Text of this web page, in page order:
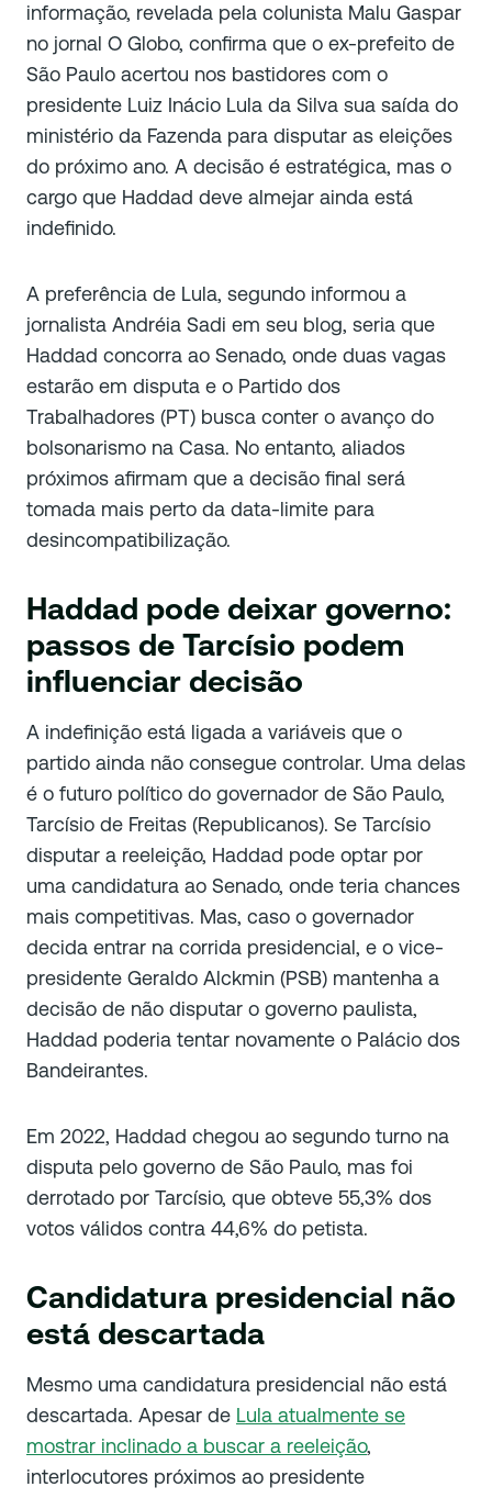
informação, revelada pela colunista Malu Gaspar
no jornal O Globo, confirma que o ex-prefeito de
São Paulo acertou nos bastidores com o
presidente Luiz Inácio Lula da Silva sua saída do
ministério da Fazenda para disputar as eleições
do próximo ano. A decisão é estratégica, mas o
cargo que Haddad deve almejar ainda está
indefinido.
A preferência de Lula, segundo informou a
jornalista Andréia Sadi em seu blog, seria que
Haddad concorra ao Senado, onde duas vagas
estarão em disputa e o Partido dos
Trabalhadores (PT) busca conter o avanço do
bolsonarismo na Casa. No entanto, aliados
próximos afirmam que a decisão final será
tomada mais perto da data-limite para
desincompatibilização.
Haddad pode deixar governo:
passos de Tarcísio podem
influenciar decisão
A indefinição está ligada a variáveis que o
partido ainda não consegue controlar. Uma delas
é o futuro político do governador de São Paulo,
Tarcísio de Freitas (Republicanos). Se Tarcísio
disputar a reeleição, Haddad pode optar por
uma candidatura ao Senado, onde teria chances
mais competitivas. Mas, caso o governador
decida entrar na corrida presidencial, e o vice-
presidente Geraldo Alckmin (PSB) mantenha a
decisão de não disputar o governo paulista,
Haddad poderia tentar novamente o Palácio dos
Bandeirantes.
Em 2022, Haddad chegou ao segundo turno na
disputa pelo governo de São Paulo, mas foi
derrotado por Tarcísio, que obteve 55,3% dos
votos válidos contra 44,6% do petista.
Candidatura presidencial não
está descartada
Mesmo uma candidatura presidencial não está
descartada. Apesar de Lula atualmente se
mostrar inclinado a buscar a reeleição,
interlocutores próximos ao presidente